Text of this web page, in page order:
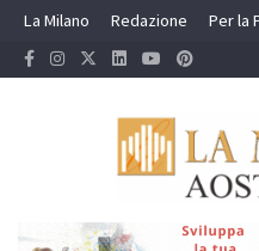
Skip
content
La Milano Redazione Per la